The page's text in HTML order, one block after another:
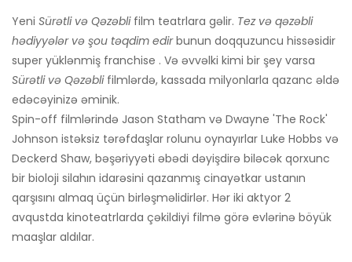
Yeni Sürətli və Qəzəbli film teatrlara gəlir. Tez və qəzəbli
hədiyyələr və şou təqdim edirbunun doqquzuncu hissəsidir
super yüklənmiş franchise . Və əvvəlki kimi bir şey varsa
Sürətli və Qəzəblifilmlərdə, kassada milyonlarla qazanc əldə
edəcəyinizə əminik.
Spin-off filmlərində Jason Statham və Dwayne 'The Rock'
Johnson istəksiz tərəfdaşlar rolunu oynayırlar Luke Hobbs və
Deckerd Shaw, bəşəriyyəti əbədi dəyişdirə biləcək qorxunc
bir bioloji silahın idarəsini qazanmış cinayətkar ustanın
qarşısını almaq üçün birləşməlidirlər. Hər iki aktyor 2
avqustda kinoteatrlarda çəkildiyi filmə görə evlərinə böyük
maaşlar aldılar.